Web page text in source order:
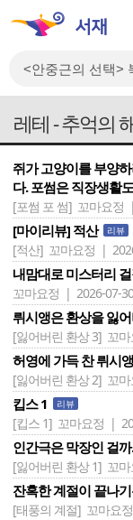
레테 - 추억의
쥐가 고양이를 부양
다. 포썸은 직장생활
[포썸 포 썸] 꼬마요정
[마이리뷰] 적산 리뷰
[적산] 꼬마요정 |
내맘대로 미스터리
꼬마요정 | 2026-07-
뤼시앵은 환상을 잃
[잃어버린 환상 3] 꼬
허영에 가득 찬 뤼시앵
[잃어버린 환상 2] 꼬
킵스 1 리뷰
[킵스 1] 꼬마요정 |
인간극은 막장인 걸
[잃어버린 환상 1] 꼬
잔혹한 계절이 끝나
[태풍의 계절] 꼬마요